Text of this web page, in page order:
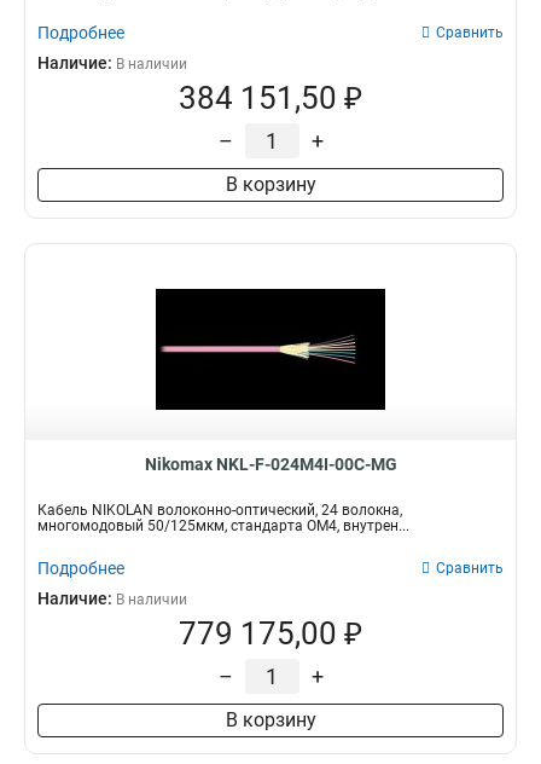
Подробнее Сравнить
Наличие: В наличии
384 151,50 ₽
– +
В корзину
Nikomax NKL-F-024M4I-00C-MG
Кабель NIKOLAN волоконно-оптический, 24 волокна,
многомодовый 50/125мкм, стандарта ОМ4, внутрен...
Подробнее Сравнить
Наличие: В наличии
779 175,00 ₽
– +
В корзину